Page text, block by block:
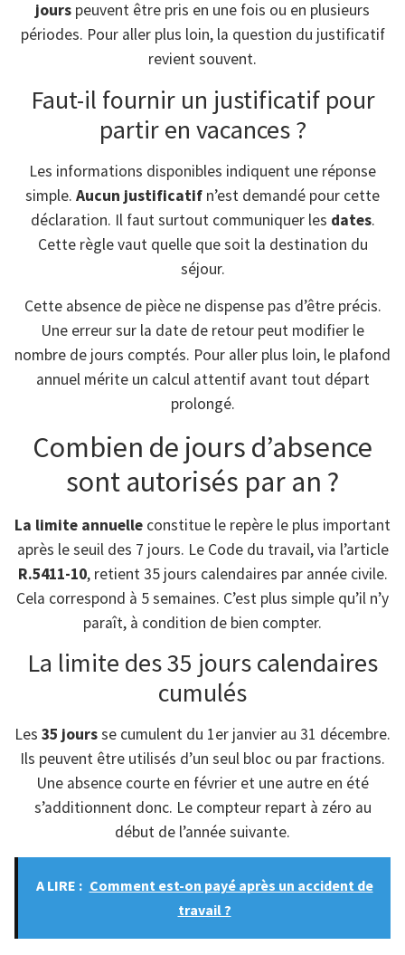
jours peuvent être pris en une fois ou en plusieurs
périodes. Pour aller plus loin, la question du justificatif
revient souvent.
Faut-il fournir un justificatif pour
partir en vacances ?
Les informations disponibles indiquent une réponse
simple. Aucun justificatif n’est demandé pour cette
déclaration. Il faut surtout communiquer les dates.
Cette règle vaut quelle que soit la destination du
séjour.
Cette absence de pièce ne dispense pas d’être précis.
Une erreur sur la date de retour peut modifier le
nombre de jours comptés. Pour aller plus loin, le plafond
annuel mérite un calcul attentif avant tout départ
prolongé.
Combien de jours d’absence
sont autorisés par an ?
La limite annuelle constitue le repère le plus important
après le seuil des 7 jours. Le Code du travail, via l’article
R.5411-10, retient 35 jours calendaires par année civile.
Cela correspond à 5 semaines. C’est plus simple qu’il n’y
paraît, à condition de bien compter.
La limite des 35 jours calendaires
cumulés
Les 35 joursse cumulent du 1er janvier au 31 décembre.
Ils peuvent être utilisés d’un seul bloc ou par fractions.
Une absence courte en février et une autre en été
s’additionnent donc. Le compteur repart à zéro au
début de l’année suivante.
A LIRE : Comment est-on payé après un accident de
travail ?